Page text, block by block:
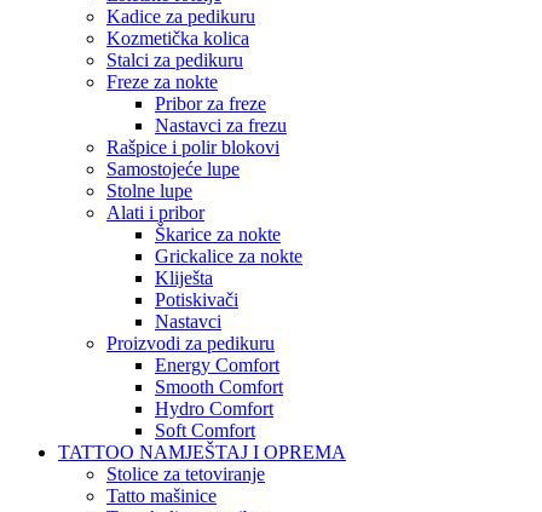
Kadice za pedikuru
Kozmetička kolica
Stalci za pedikuru
Freze za nokte
Pribor za freze
Nastavci za frezu
Rašpice i polir blokovi
Samostojeće lupe
Stolne lupe
Alati i pribor
Škarice za nokte
Grickalice za nokte
Kliješta
Potiskivači
Nastavci
Proizvodi za pedikuru
Energy Comfort
Smooth Comfort
Hydro Comfort
Soft Comfort
TATTOO NAMJEŠTAJ I OPREMA
Stolice za tetoviranje
Tatto mašinice